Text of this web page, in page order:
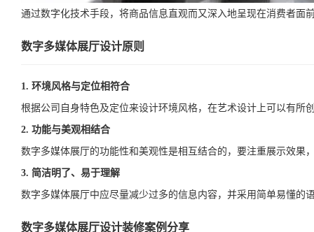
通过数字化技术手段，将商品信息直观而又深入地呈现在消费者面
数字多媒体展厅设计原则
1. 环境风格与定位相符合
根据公司自身特色及定位来设计环境风格，在艺术设计上可以有所
2. 功能与美观相结合
数字多媒体展厅的功能性和美观性是相互结合的，要注重展示效果
3. 简洁明了、易于理解
数字多媒体展厅中应尽量减少过多的信息内容，并采用简单易懂
数字多媒体展厅设计装修案例分享